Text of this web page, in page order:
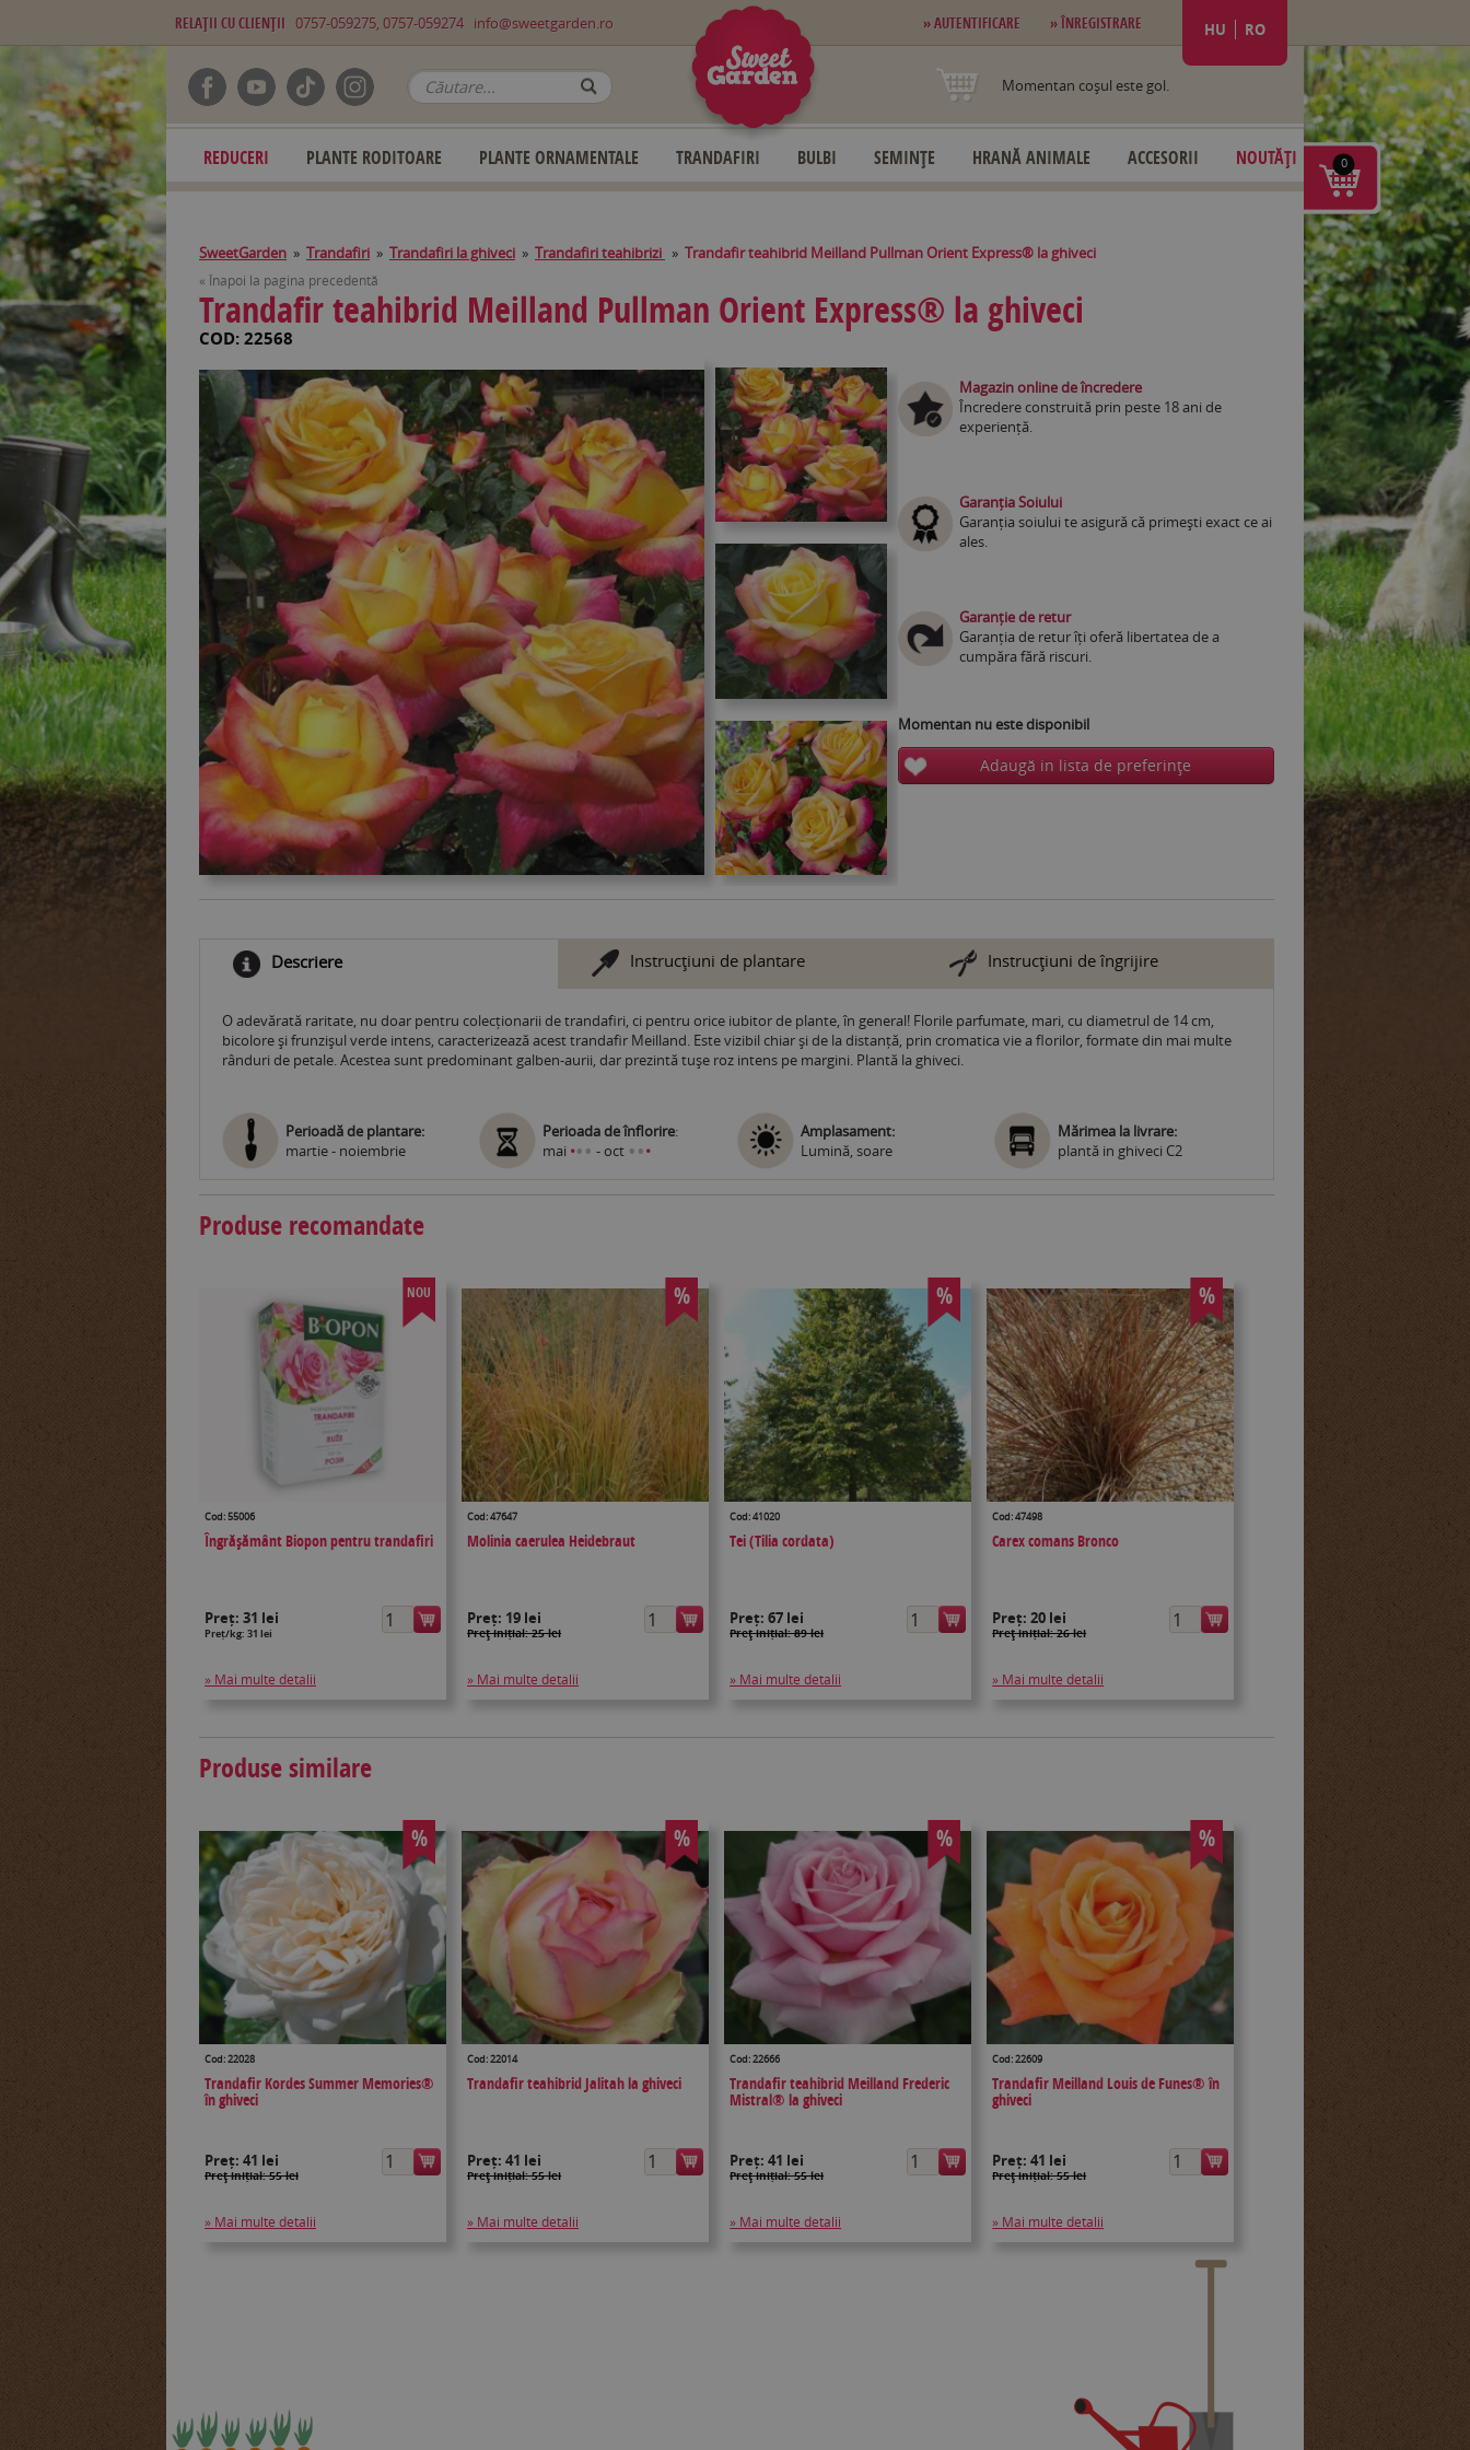
RELAŢII CU CLIENŢII 0757-059275, 0757-059274 info@sweetgarden.ro » AUTENTIFICARE » ÎNREGISTRARE HU RO
Momentan coşul este gol.
REDUCERI PLANTE RODITOARE PLANTE ORNAMENTALE TRANDAFIRI BULBI SEMINȚE HRANĂ ANIMALE ACCESORII NOUTĂȚI
SweetGarden » Trandafiri » Trandafiri la ghiveci » Trandafiri teahibrizi » Trandafir teahibrid Meilland Pullman Orient Express® la ghiveci
« Înapoi la pagina precedentă
Trandafir teahibrid Meilland Pullman Orient Express® la ghiveci
COD: 22568
Magazin online de încredere
Încredere construită prin peste 18 ani de
experiență.
Garanția Soiului
Garanția soiului te asigură că primești exact ce ai
ales.
Garanție de retur
Garanția de retur îți oferă libertatea de a
cumpăra fără riscuri.
Momentan nu este disponibil
Adaugă in lista de preferinţe
Descriere Instrucţiuni de plantare Instrucţiuni de îngrijire
O adevărată raritate, nu doar pentru colecționarii de trandafiri, ci pentru orice iubitor de plante, în general! Florile parfumate, mari, cu diametrul de 14 cm,
bicolore și frunzișul verde intens, caracterizează acest trandafir Meilland. Este vizibil chiar și de la distanță, prin cromatica vie a florilor, formate din mai multe
rânduri de petale. Acestea sunt predominant galben-aurii, dar prezintă tușe roz intens pe margini. Plantă la ghiveci.
Perioadă de plantare:
martie - noiembrie
Perioada de înflorire:
mai ••• - oct •••
Amplasament:
Lumină, soare
Mărimea la livrare:
plantă in ghiveci C2
Produse recomandate
NOU
Cod: 55006
Îngrășământ Biopon pentru trandafiri
Preț: 31 lei
Preț/kg: 31 lei
» Mai multe detalii
%
Cod: 47647
Molinia caerulea Heidebraut
Preț: 19 lei
Preţ inițial: 25 lei
» Mai multe detalii
%
Cod: 41020
Tei (Tilia cordata)
Preț:67 lei
Preţ inițial: 89 lei
» Mai multe detalii
%
Cod: 47498
Carex comans Bronco
Preț:20 lei
Preţ inițial: 26 lei
» Mai multe detalii
Produse similare
%
Cod: 22028
Trandafir Kordes Summer Memories®
în ghiveci
Preț: 41 lei
Preţ inițial: 55 lei
» Mai multe detalii
%
Cod: 22014
Trandafir teahibrid Jalitah la ghiveci
Preț:41 lei
Preţ inițial: 55 lei
» Mai multe detalii
%
Cod: 22666
Trandafir teahibrid Meilland Frederic
Mistral® la ghiveci
Preț:41 lei
Preţ inițial: 55 lei
» Mai multe detalii
%
Cod: 22609
Trandafir Meilland Louis de Funes® în
ghiveci
Preț:41 lei
Preţ inițial: 55 lei
» Mai multe detalii
0